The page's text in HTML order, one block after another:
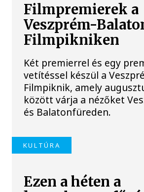
Filmpremierek a
Veszprém-
Filmpikniken
Két premierrel és egy
vetítéssel készül a
Filmpiknik, amely
között várja a nézőket
és Balatonfüreden.
KULTÚRA
Ezen a héten a